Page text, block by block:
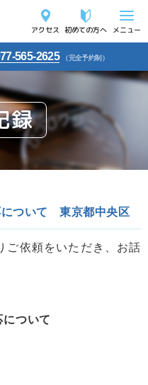
アクセス 初めての方へ メニュー
565-2625 （完全予約制）
録
について 東京都中央区
ご依頼をいただき、お話
ついて